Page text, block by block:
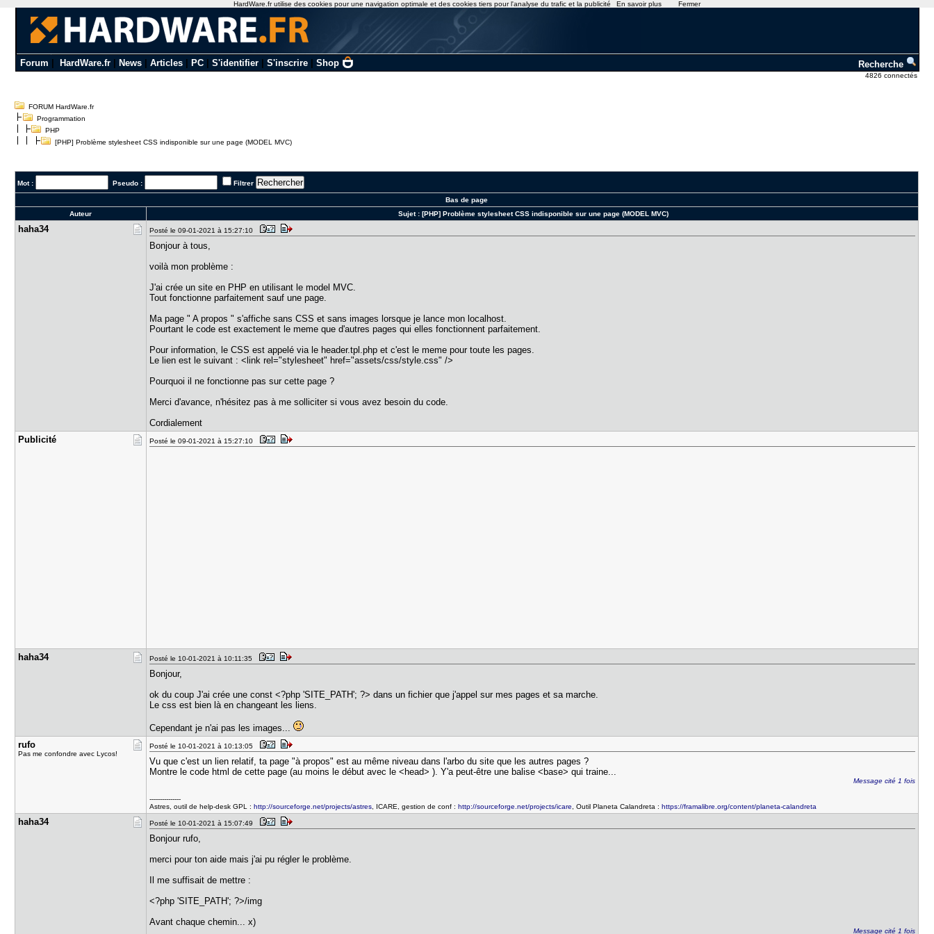
Forum HardWare.fr| News| Articles| PC| S'identifier| S'inscrire| Shop Recherche
4826 connectés
FORUM HardWare.fr
Programmation
PHP
[PHP] Problème stylesheet CSS indisponible sur une page (MODEL MVC)
Mot : Pseudo : Filtrer
Bas de page
Auteur
Sujet :[PHP] Problème stylesheet CSS indisponible sur une page (MODEL MVC)
haha34 Posté le 09-01-2021 à 15:27:10
Bonjour à tous,
voilà mon problème :
J'ai crée un site en PHP en utilisant le model MVC.
Tout fonctionne parfaitement sauf une page.
Ma page " A propos " s'affiche sans CSS et sans images lorsque je lance mon localhost.
Pourtant le code est exactement le meme que d'autres pages qui elles fonctionnent parfaitement.
Pour information, le CSS est appelé via le header.tpl.php et c'est le meme pour toute les pages.
Le lien est le suivant : <link rel="stylesheet" href="assets/css/style.css" />
Pourquoi il ne fonctionne pas sur cette page ?
Merci d'avance, n'hésitez pas à me solliciter si vous avez besoin du code.
Cordialement
Publicité
Posté le 09-01-2021 à 15:27:10
haha34 Posté le 10-01-2021 à 10:11:35
Bonjour,
ok du coup J'ai crée une const <?php 'SITE_PATH'; ?> dans un fichier que j'appel sur mes pages et sa marche.
Le css est bien là en changeant les liens.
Cependant je n'ai pas les images...
rufo
Pas me confondre avec Lycos!
Posté le 10-01-2021 à 10:13:05
Vu que c'est un lien relatif, ta page "à propos" est au même niveau dans l'arbo du site que les autres pages ?
Montre le code html de cette page (au moins le début avec le <head> ). Y'a peut-être une balise <base> qui traine...
Message cité 1 fois
---------------
Astres, outil de help-desk GPL :http://sourceforge.net/projects/astres , ICARE, gestion de conf :http://sourceforge.net/projects/icare , Outil Planeta Calandreta :https://framalibre.org/content/planeta-calandreta
haha34 Posté le 10-01-2021 à 15:07:49
Bonjour rufo,
merci pour ton aide mais j'ai pu régler le problème.
Il me suffisait de mettre :
<?php 'SITE_PATH'; ?>/img
Avant chaque chemin... x)
Message cité 1 fois
HardWare.fr utilise des cookies pour une navigation optimale et des cookies tiers pour l'analyse du trafic et la publicité En savoir plus Fermer